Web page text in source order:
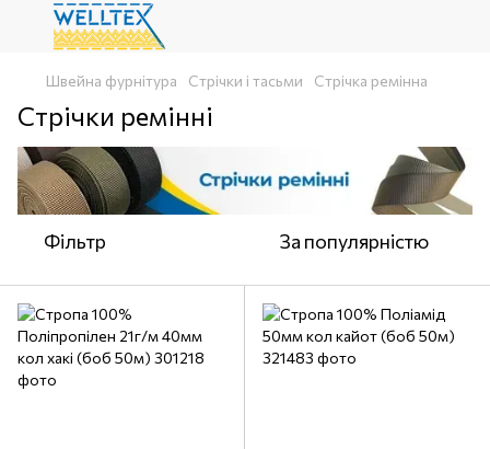
Швейна фурнітура Стрічки і тасьми Стрічка ремінна
Стрічки ремінні
Фільтр За популярністю